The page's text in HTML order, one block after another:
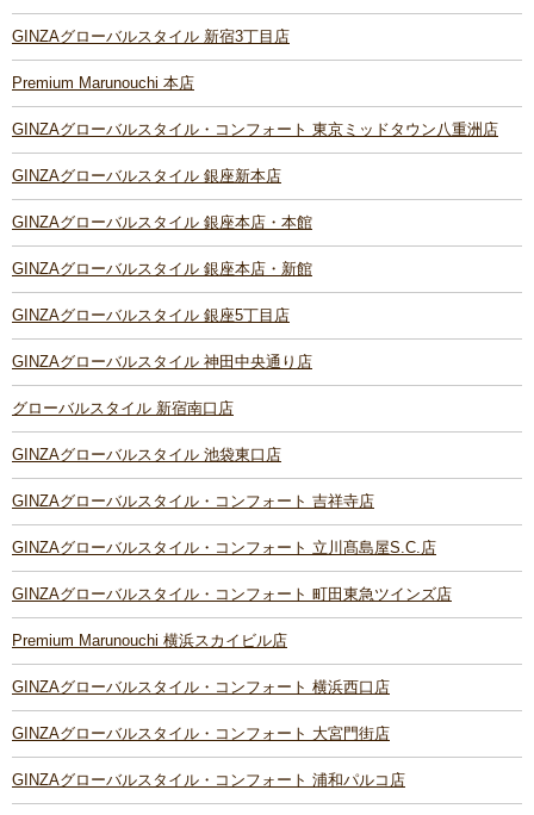
GINZAグローバルスタイル 新宿3丁目店
Premium Marunouchi 本店
GINZAグローバルスタイル・コンフォート 東京ミッドタウン八重洲店
GINZAグローバルスタイル 銀座新本店
GINZAグローバルスタイル 銀座本店・本館
GINZAグローバルスタイル 銀座本店・新館
GINZAグローバルスタイル 銀座5丁目店
GINZAグローバルスタイル 神田中央通り店
グローバルスタイル 新宿南口店
GINZAグローバルスタイル 池袋東口店
GINZAグローバルスタイル・コンフォート 吉祥寺店
GINZAグローバルスタイル・コンフォート 立川髙島屋S.C.店
GINZAグローバルスタイル・コンフォート 町田東急ツインズ店
Premium Marunouchi 横浜スカイビル店
GINZAグローバルスタイル・コンフォート 横浜西口店
GINZAグローバルスタイル・コンフォート 大宮門街店
GINZAグローバルスタイル・コンフォート 浦和パルコ店